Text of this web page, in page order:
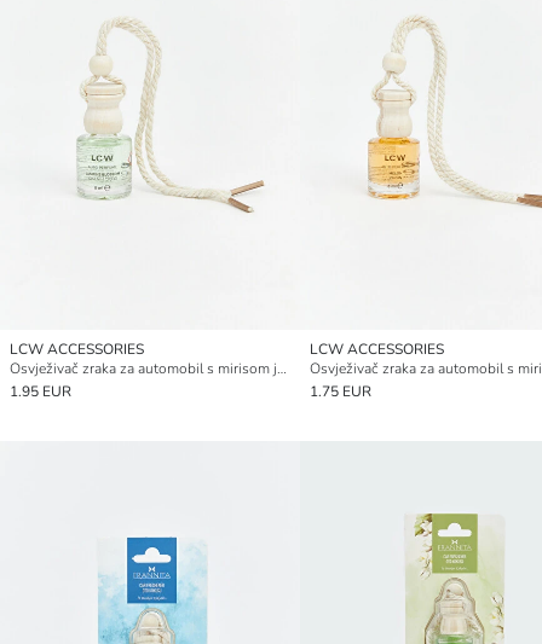
LCW ACCESSORIES
Osvježivač zraka za automobil s mirisom jasmina 8 ml
1.95 EUR
LCW ACCESSORIES
1.75 EUR